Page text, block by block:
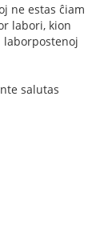
ne estas ĉiam
labori, kion
laborpostenoj
salutas